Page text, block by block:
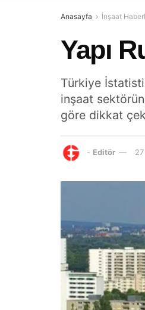
Anasayfa İnşaat
Yapı
Türkiye
inşaat
göre dikkat
- Editör